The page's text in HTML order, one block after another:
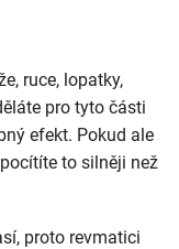
ruce, lopatky,
pro tyto části
efekt. Pokud ale
to silněji než
proto revmatici